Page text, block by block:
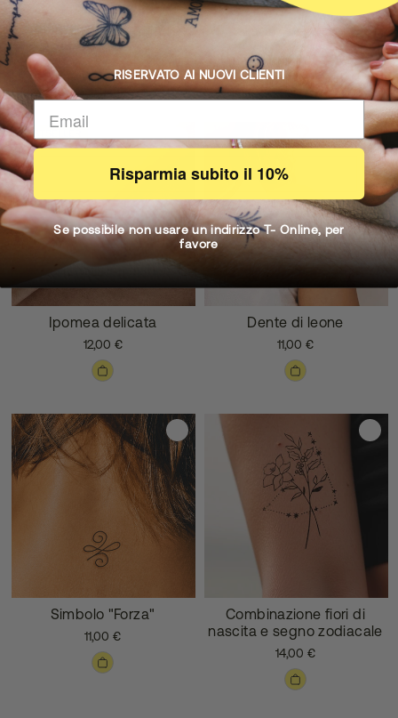
Elementi tratteggiati
14,00 €
Tattoo Remover
9,00 €
BESTSELLER
Ipomea delicata
12,00 €
Dente di leone
11,00 €
Simbolo "Forza"
11,00 €
Combinazione fiori di
nascita e segno zodiacale
14,00 €
RISERVATO AI NUOVI CLIENTI
Risparmia subito il 10%
Se possibile non usare un indirizzo T- Online, per
favore